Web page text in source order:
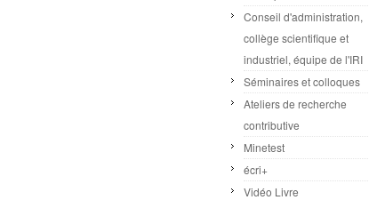
Conseil d'administration,
collège scientifique et
industriel, équipe de l'IRI
Séminaires et colloques
Ateliers de recherche
contributive
Minetest
écri+
Vidéo Livre